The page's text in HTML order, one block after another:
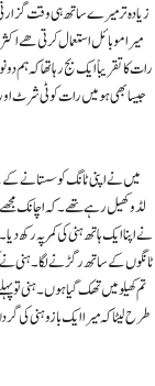
زیادہ تر میرے ساتھ ہی وقت
میرا موبائل استعمال کرتی ھے
رات کا تقریباً ایک بج رہا تھا کہ
جیسا بھی ہو میں رات کو ٹی شرٹ
میں نے اپنی ٹانگ کو سستانے کے
لڈو کھیل رہے تھے ۔ کہ اچانک
نے اپنا ایک ہاتھ ہنی کی کمر پہ رکھ
ٹانگوں کے ساتھ رگڑنے لگا ۔ ہنی نے
تم کھیلو میں تھک گیا ہوں ۔ ہنی
طرح لیٹا کہ میرا ایک بازو ہنی کی